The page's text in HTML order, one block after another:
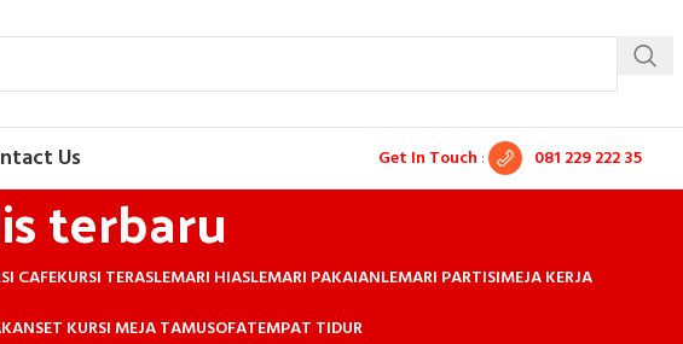
Us Get In Touch : 081 229 222 35
terbaru
CAFEKURSI TERASLEMARI HIASLEMARI PAKAIANLEMARI PARTISIMEJA KERJA
SET KURSI MEJA TAMUSOFATEMPAT TIDUR